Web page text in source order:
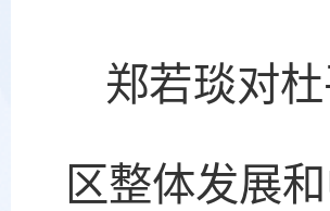
郑若琰对
区整体发展